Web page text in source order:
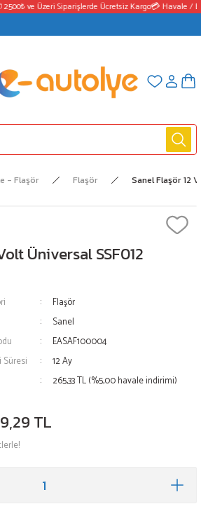
ve Üzeri Siparişlerde Ücretsiz Kargo💳 Havale /
- Flaşör Flaşör Sanel Flaşör 12
Üniversal SSF012
Flaşör
Sanel
EASAF100004
Süresi
12 Ay
265,33 TL (%5,00 havale indirimi)
TL